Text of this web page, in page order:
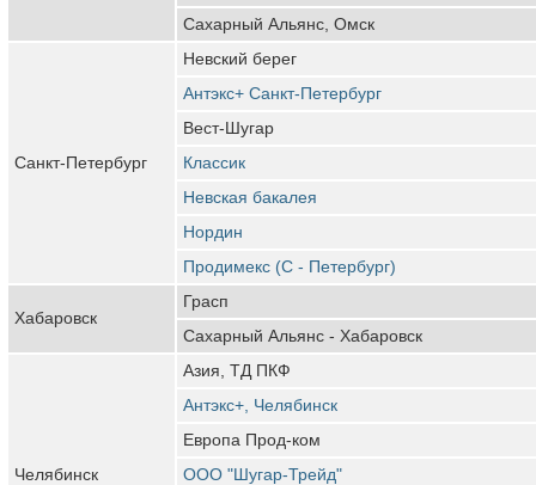
Сахарный Альянс, Омск
Санкт-Петербург
Невский берег
Антэкс+ Санкт-Петербург
Вест-Шугар
Классик
Невская бакалея
Нордин
Продимекс (С - Петербург)
Хабаровск
Грасп
Сахарный Альянс - Хабаровск
Челябинск
Азия, ТД ПКФ
Антэкс+, Челябинск
Европа Прод-ком
ООО "Шугар-Трейд"